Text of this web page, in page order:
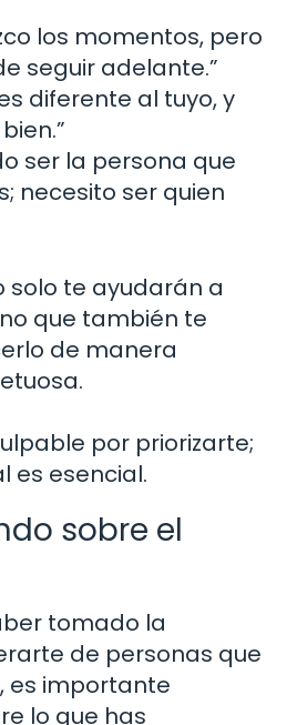
los momentos, pero
seguir adelante.”
diferente al tuyo, y
ser la persona que
necesito ser quien
solo te ayudarán a
que también te
de manera
por priorizarte;
es esencial.
sobre el
tomado la
de personas que
es importante
lo que has